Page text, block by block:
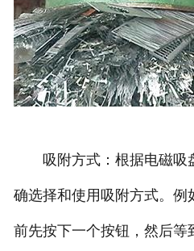
吸附方式：根据电磁吸
确选择和使用吸附方式。例
前先按下一个按钮，然后等